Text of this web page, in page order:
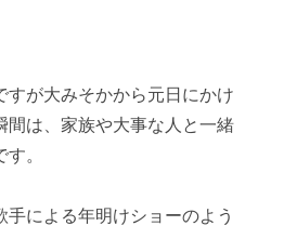
すが大みそかから元日にかけ
間は、家族や大事な人と一緒
。
手による年明けショーのよう